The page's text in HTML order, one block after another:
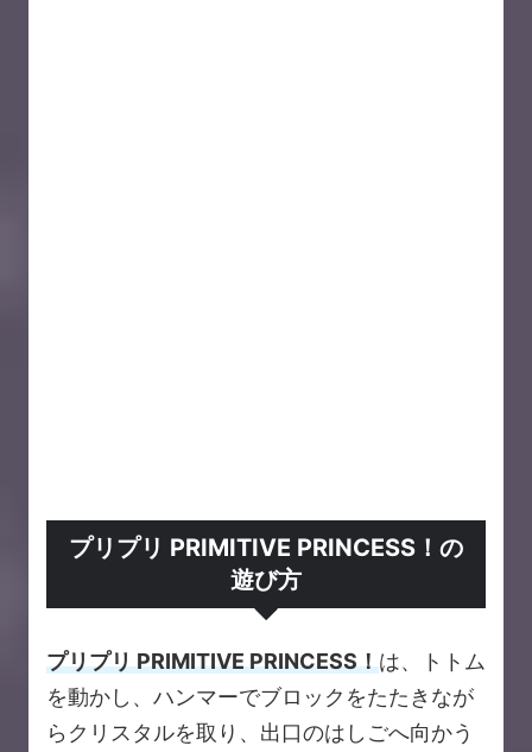
プリプリ PRIMITIVE PRINCESS！の
遊び方
プリプリ PRIMITIVE PRINCESS！は、トトム
を動かし、ハンマーでブロックをたたきなが
らクリスタルを取り、出口のはしごへ向かう